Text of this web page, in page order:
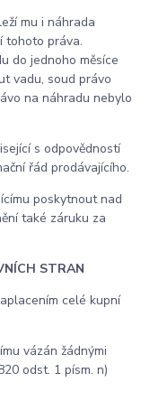
mu i náhrada
tohoto práva.
do jednoho měsíce
vadu, soud právo
na náhradu nebylo
s odpovědností
řád prodávajícího.
poskytnout nad
také záruku za
STRAN
celé kupní
vázán žádnými
odst. 1 písm. n)